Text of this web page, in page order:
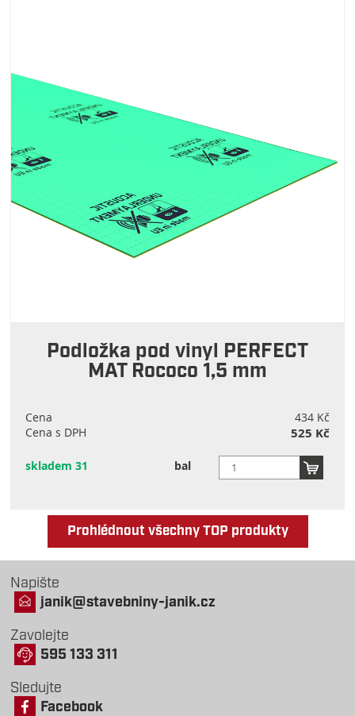
Podložka pod vinyl PERFECT
MAT Rococo 1,5 mm
Cena
434 Kč
Cena s DPH
525 Kč
skladem 31 bal
Prohlédnout všechny TOP produkty
Napište
janik@stavebniny-janik.cz
Zavolejte
595 133 311
Sledujte
Facebook